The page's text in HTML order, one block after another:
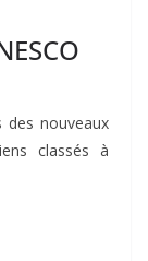
des nouveaux
classés à